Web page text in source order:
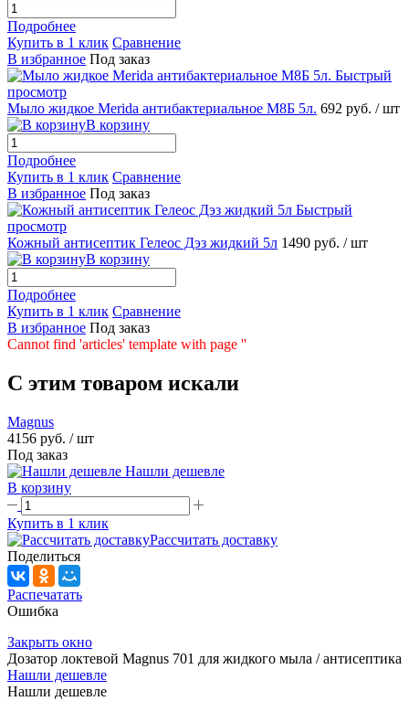
Подробнее
Купить в 1 клик Сравнение
В избранное Под заказ
Быстрый
просмотр
Мыло жидкое Merida антибактериальное M8Б 5л. 692 руб. / шт
В корзину
Подробнее
Купить в 1 клик Сравнение
В избранное Под заказ
Быстрый
просмотр
Кожный антисептик Гелеос Дэз жидкий 5л 1490 руб. / шт
В корзину
Подробнее
Купить в 1 клик Сравнение
В избранное Под заказ
Cannot find 'articles' template with page ''
C этим товаром искали
Magnus
4156 руб. / шт
Под заказ
Нашли дешевле
В корзину
Купить в 1 клик
Рассчитать доставку
Поделиться
Распечатать
Ошибка
Закрыть окно
Дозатор локтевой Magnus 701 для жидкого мыла / антисептика
Нашли дешевле
Нашли дешевле